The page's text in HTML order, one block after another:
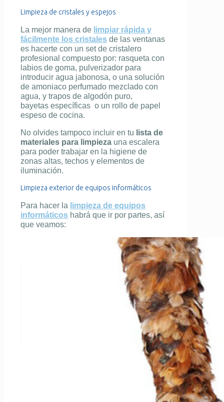
Limpieza de cristales y espejos
La mejor manera de limpiar rápida y
fácilmente los cristales de las ventanas
es hacerte con un set de cristalero
profesional compuesto por: rasqueta con
labios de goma, pulverizador para
introducir agua jabonosa, o una solución
de amoniaco perfumado mezclado con
agua, y trapos de algodón puro,
bayetas específicas o un rollo de papel
espeso de cocina.
No olvides tampoco incluir en tu lista de
materiales para limpieza una escalera
para poder trabajar en la higiene de
zonas altas, techos y elementos de
iluminación.
Limpieza exterior de equipos informáticos
Para hacer la limpieza de equipos
informáticos habrá que ir por partes, así
que veamos: